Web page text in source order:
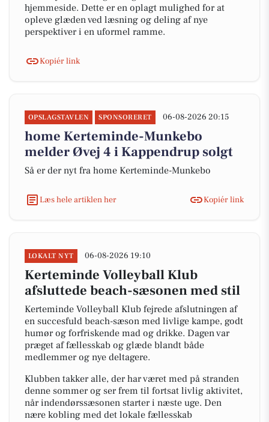
hjemmeside. Dette er en oplagt mulighed for at
opleve glæden ved læsning og deling af nye
perspektiver i en uformel ramme.
Kopiér link
OPSLAGSTAVLEN SPONSORERET 06-08-2026 20:15
home Kerteminde-Munkebo
melder Øvej 4 i Kappendrup solgt
Så er der nyt fra home Kerteminde-Munkebo
Læs hele artiklen her Kopiér link
LOKALT NYT 06-08-2026 19:10
Kerteminde Volleyball Klub
afsluttede beach-sæsonen med stil
Kerteminde Volleyball Klub fejrede afslutningen af
en succesfuld beach-sæson med livlige kampe, godt
humør og forfriskende mad og drikke. Dagen var
præget af fællesskab og glæde blandt både
medlemmer og nye deltagere.
Klubben takker alle, der har været med på stranden
denne sommer og ser frem til fortsat livlig aktivitet,
når indendørssæsonen starter i næste uge. Den
nære kobling med det lokale fællesskab